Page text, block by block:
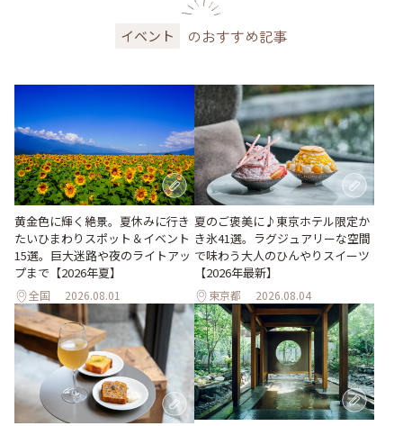
イベント のおすすめ記事
黄金色に輝く絶景。夏休みに行き
たいひまわりスポット＆イベント
15選。巨大迷路や夜のライトアッ
プまで【2026年夏】
全国 2026.08.01
夏のご褒美に♪東京ホテル限定か
き氷41選。ラグジュアリーな空間
で味わう大人のひんやりスイーツ
【2026年最新】
東京都 2026.08.04